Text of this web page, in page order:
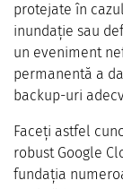
protejate în
inundație sau
un eveniment
permanentă a
backup-uri
Faceți astfel
robust Google
fundația